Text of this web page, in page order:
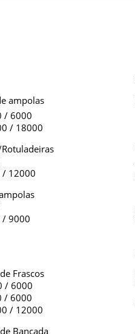
ampolas
/ 6000
/ 18000
/ 12000
/ 9000
Frascos
/ 6000
/ 6000
/ 12000
Bancada